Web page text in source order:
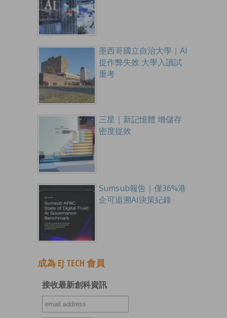
墨西哥國立自治大學｜AI
捉作弊失效 大學入讀試
重考
三星｜新記憶體 增儲存
密度提效
Sumsub報告｜僅36%港
企可追溯AI決策紀錄
成為 EJ TECH 會員
接收最新創科資訊